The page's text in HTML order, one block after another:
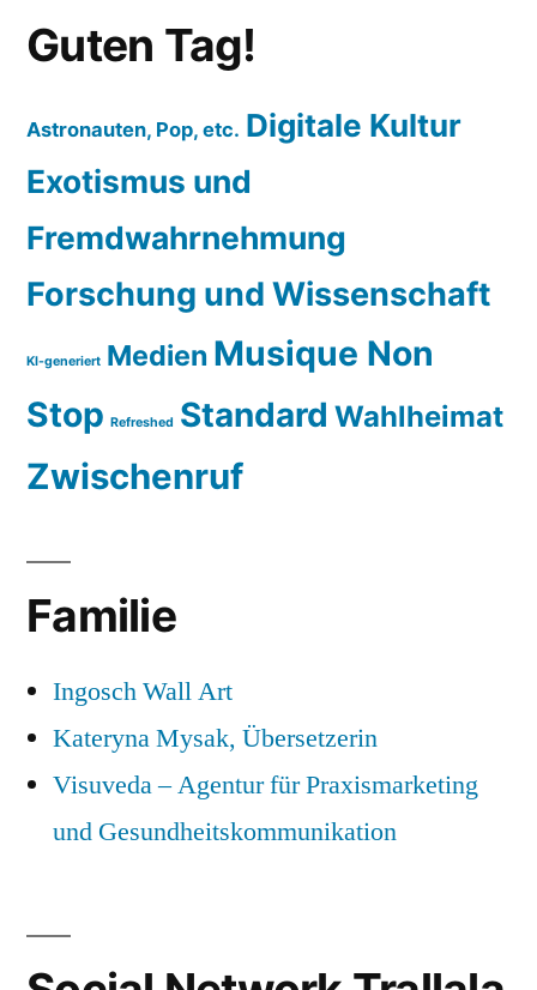
Guten Tag!
Astronauten, Pop, etc. Digitale Kultur
Exotismus und
Fremdwahrnehmung
Forschung und Wissenschaft
KI-generiert Medien Musique Non
Stop Refreshed Standard Wahlheimat
Zwischenruf
Familie
Ingosch Wall Art
Kateryna Mysak, Übersetzerin
Visuveda – Agentur für Praxismarketing
und Gesundheitskommunikation